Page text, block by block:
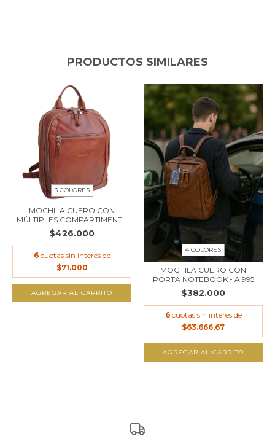
PRODUCTOS SIMILARES
3 COLORES
MOCHILA CUERO CON
MÚLTIPLES COMPARTIMENT...
$426.000
6 cuotas sin interés de
$71.000
AGREGAR AL CARRITO
4 COLORES
MOCHILA CUERO CON
PORTA NOTEBOOK - A 995
$382.000
6 cuotas sin interés de
$63.666,67
AGREGAR AL CARRITO